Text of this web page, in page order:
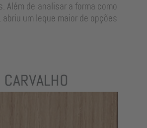
de analisar a forma como
um leque maior de opções